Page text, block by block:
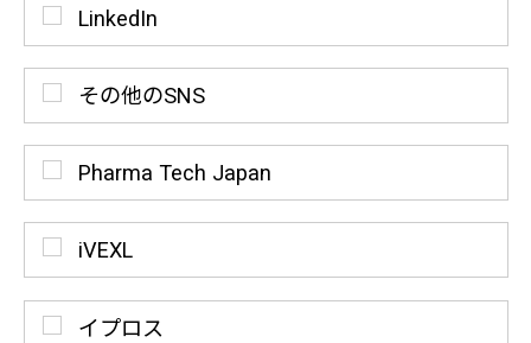
LinkedIn
その他のSNS
Pharma Tech Japan
iVEXL
イプロス